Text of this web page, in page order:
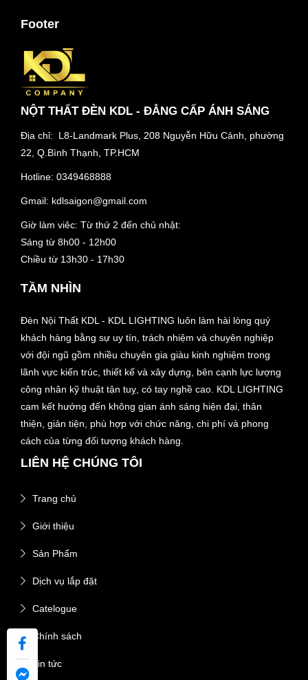
Footer
NỘT THẤT ĐÈN KDL - ĐẲNG CẤP ÁNH SÁNG
Địa chỉ: L8-Landmark Plus, 208 Nguyễn Hữu Cảnh, phường
22, Q.Bình Thạnh, TP.HCM
Hotline: 0349468888
Gmail: kdlsaigon@gmail.com
Giờ làm viêc: Từ thứ 2 đến chủ nhật:
Sáng từ 8h00 - 12h00
Chiều từ 13h30 - 17h30
TẦM NHÌN
Đèn Nội Thất KDL - KDL LIGHTING luôn làm hài lòng quý
khách hàng bằng sự uy tín, trách nhiệm và chuyên nghiệp
với đội ngũ gồm nhiều chuyên gia giàu kinh nghiệm trong
lãnh vực kiến trúc, thiết kế và xây dựng, bên cạnh lực lượng
công nhân kỹ thuật tận tuỵ, có tay nghề cao. KDL LIGHTING
cam kết hướng đến không gian ánh sáng hiện đại, thân
thiện, giản tiện, phù hợp với chức năng, chi phí và phong
cách của từng đối tượng khách hàng.
LIÊN HỆ CHÚNG TÔI
Trang chủ
Giới thiệu
Sản Phẩm
Dịch vụ lắp đặt
Catelogue
Chính sách
Tin tức